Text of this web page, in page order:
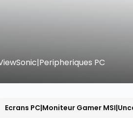
PC
Ecrans PC|Moniteur Gamer